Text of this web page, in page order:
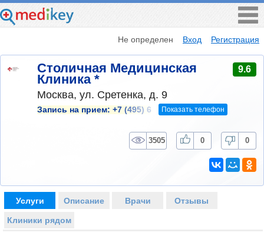
Не определен Вход Регистрация
Столичная Медицинская
Клиника *
9.6
Москва, ул. Сретенка, д. 9
Запись на прием: +7 (495) 6 Показать телефон
3505 0 0
Услуги Описание Врачи Отзывы
Клиники рядом